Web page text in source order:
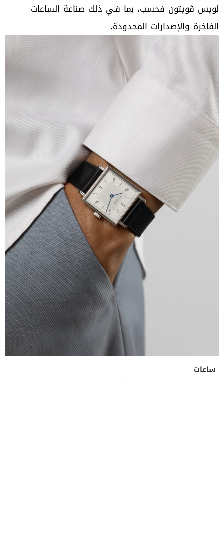
لويس ڤويتون فحسب، بما فـي ذلك صناعة الساعات
الفاخرة والإصدارات المحدودة.
ساعات
صناعة الوقت في 2026: كيف تتمرد العلامات الفاخرة